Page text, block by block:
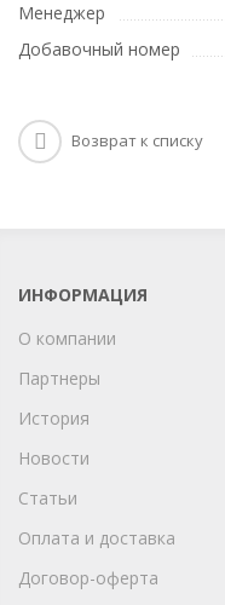
Менеджер
Добавочный номер
Возврат к списку
ИНФОРМАЦИЯ
О компании
Партнеры
История
Новости
Статьи
Оплата и доставка
Договор-оферта